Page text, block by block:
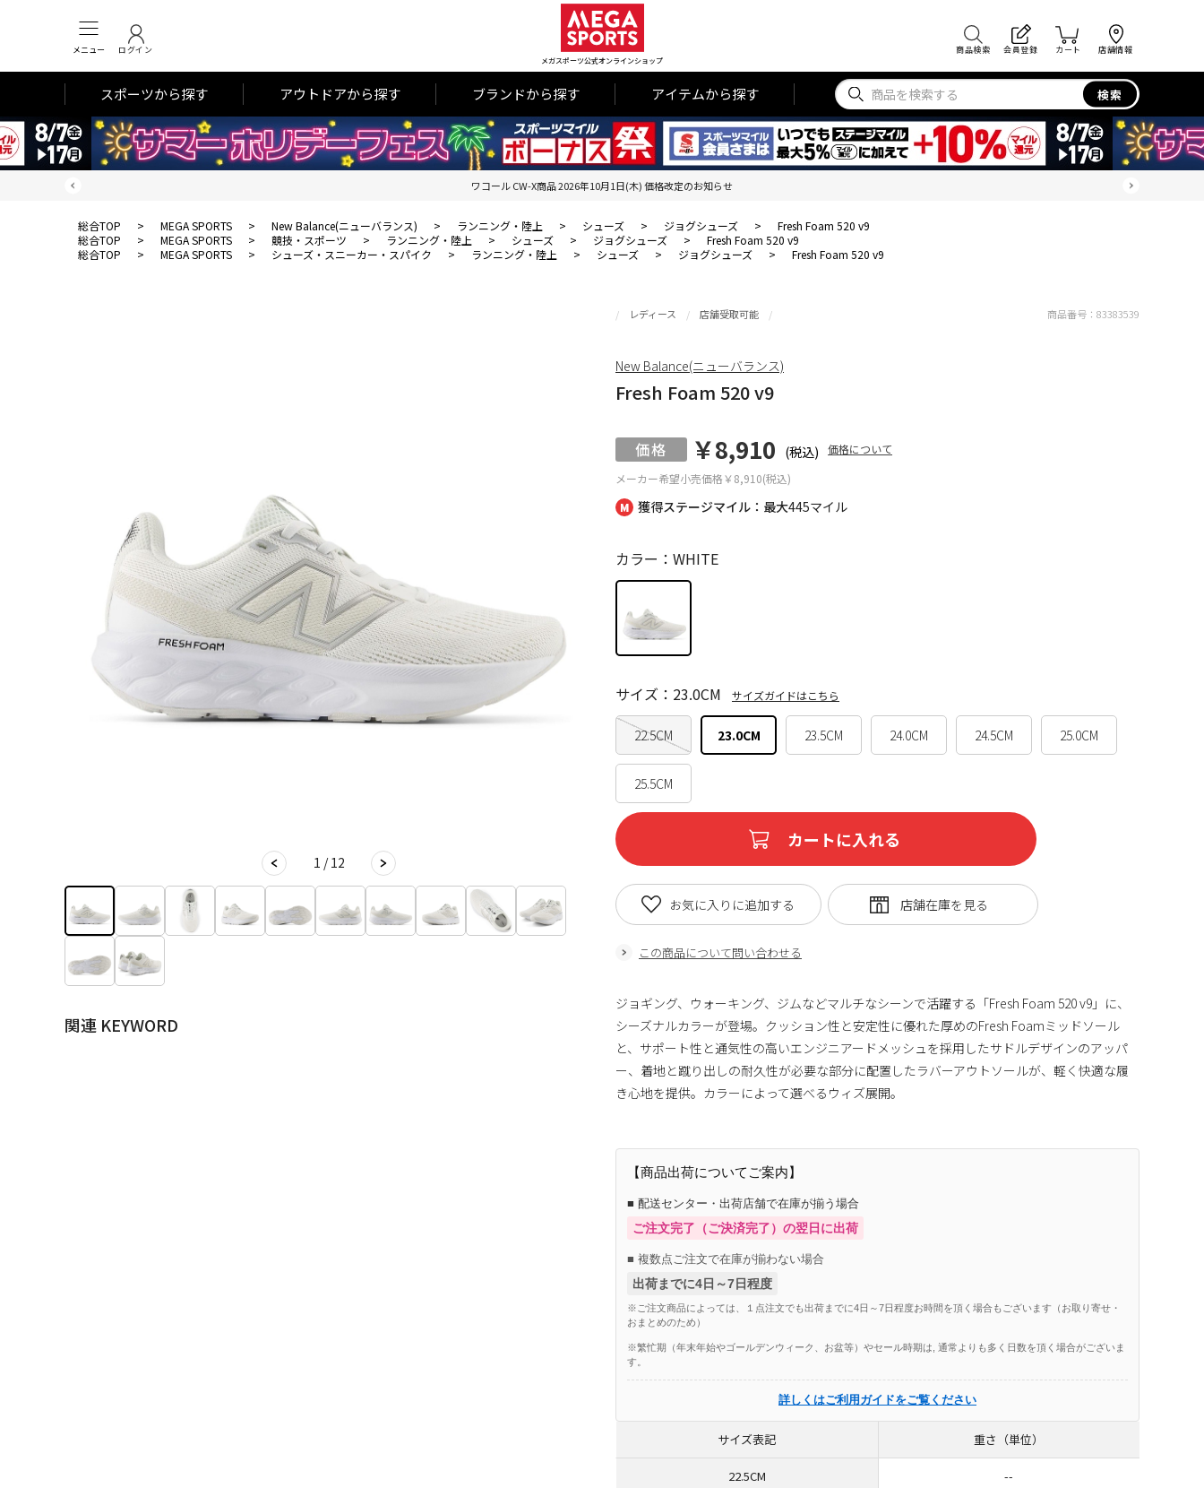
メニュー ログイン
メガスポーツ公式オンラインショップ
商品検索 会員登録 カート 店舗情報
スポーツから探す アウトドアから探す ブランドから探す アイテムから探す 検索
ワコール CW-X商品 2026年10月1日(木) 価格改定のお知らせ
総合TOP > MEGA SPORTS > New Balance(ニューバランス) > ランニング・陸上 > シューズ > ジョグシューズ >
Fresh Foam 520 v9
総合TOP
> MEGA SPORTS > 競技・スポーツ > ランニング・陸上 > シューズ > ジョグシューズ >
Fresh Foam 520 v9
総合TOP
> MEGA SPORTS > シューズ・スニーカー・スパイク > ランニング・陸上 > シューズ > ジョグシューズ > Fresh Foam 520 v9
1 / 12
関連 KEYWORD
獲得ステージマイル：最大445マイル
レディース 店舗受取可能
Fresh Foam 520 v9
メーカー希望小売価格￥8,910(税込)
￥8,910 (税込) 価格について
カラー：WHITE
22.5CM 23.0CM 23.5CM 24.0CM 24.5CM 25.0CM
25.5CM
サイズ：23.0CM サイズガイドはこちら
カートに入れる
この商品について問い合わせる
お気に入りに追加する
商品番号： 83383539
New Balance(ニューバランス)
ジョギング、ウォーキング、ジムなどマルチなシーンで活躍する「Fresh Foam 520 v9」に、
シーズナルカラーが登場。クッション性と安定性に優れた厚めのFresh Foamミッドソール
と、サポート性と通気性の高いエンジニアードメッシュを採用したサドルデザインのアッパ
ー、着地と蹴り出しの耐久性が必要な部分に配置したラバーアウトソールが、軽く快適な履
き心地を提供。カラーによって選べるウィズ展開。
【商品出荷についてご案内】
■ 配送センター・出荷店舗で在庫が揃う場合
ご注文完了（ご決済完了）の翌日に出荷
■ 複数点ご注文で在庫が揃わない場合
出荷までに4日～7日程度
※ご注文商品によっては、１点注文でも出荷までに4日～7日程度お時間を頂く場合もございます（お取り寄せ・
おまとめのため）
※繁忙期（年末年始やゴールデンウィーク、お盆等）やセール時期は, 通常よりも多く日数を頂く場合がございま
す。
詳しくはご利用ガイドをご覧ください
サイズ表記 重さ（単位）
22.5CM --